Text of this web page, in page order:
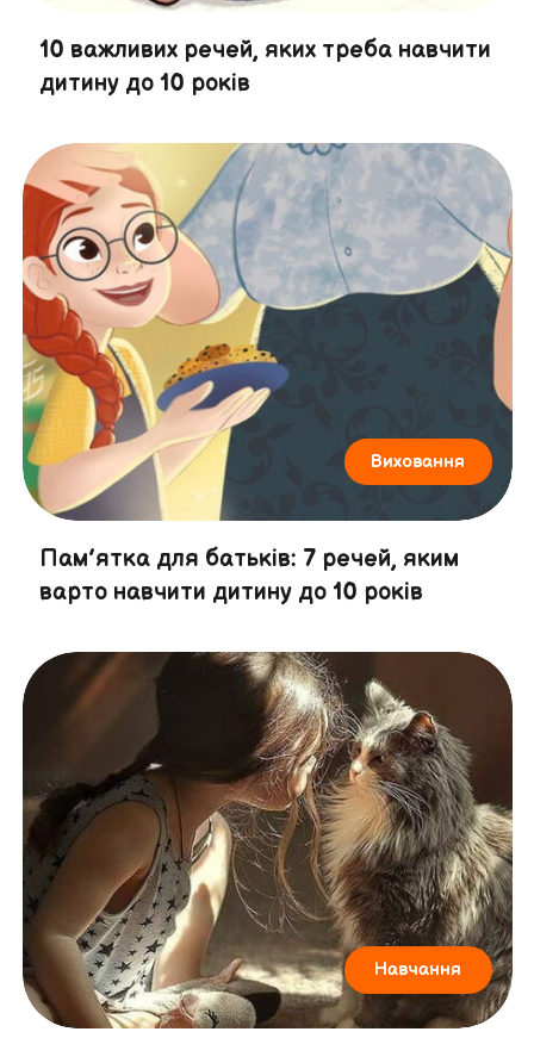
10 важливих речей, яких треба навчити
дитину до 10 років
Виховання
Пам’ятка для батьків: 7 речей, яким
варто навчити дитину до 10 років
Навчання